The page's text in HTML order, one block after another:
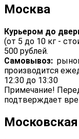
Москва
Курьером до
(от 5 до 10 кг -
500 рублей.
Самовывоз:
производится
12:30 до 13:30
Примечание!
подтверждает